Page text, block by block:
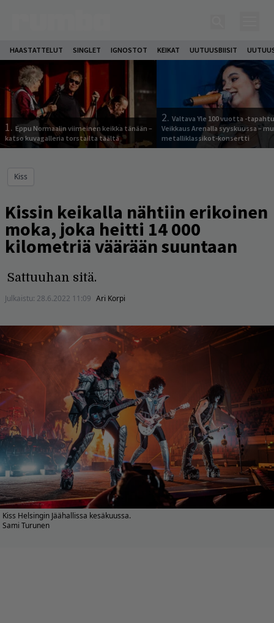
HAASTATTELUT SINGLET IGNOSTOT KEIKAT UUTUUSBIISIT
1. Eppu Normaalin viimeinen keikka tänään –
katso kuvagalleria torstailta täältä
2. Valtava Yle 100 vuotta -
Veikkaus Arenalla syyskuussa –
metalliklassikot-konsertti
Kiss
Kissin keikalla nähtiin erikoinen
moka, joka heitti 14 000
kilometriä väärään suuntaan
Sattuuhan sitä.
Julkaistu: 28.6.2022 11:09 Ari Korpi
Kiss Helsingin Jäähallissa kesäkuussa.
Sami Turunen